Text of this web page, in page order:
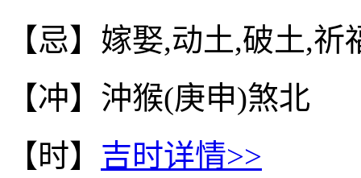
【忌】嫁娶,动土,破土,祈
【冲】沖猴(庚申)煞北
【时】 吉时详情>>